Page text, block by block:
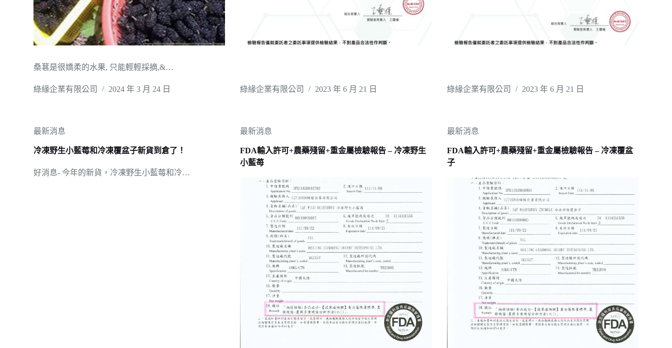
桑葚是很嬌柔的水果, 只能輕輕採摘,&…
綠緣企業有限公司 2024 年 3 月 24 日 綠緣企業有限公司 2023 年 6 月 21 日 綠緣企業有限公司 2023 年 6 月 21 日
最新消息
冷凍野生小藍莓和冷凍覆盆子新貨到倉了！
好消息- 今年的新貨，冷凍野生小藍莓和冷…
最新消息
FDA輸入許可+農藥殘留+重金屬檢驗報告 – 冷凍野生
小藍苺
最新消息
FDA輸入許可+農藥殘留+重金屬檢驗報告 – 冷凍覆盆
子